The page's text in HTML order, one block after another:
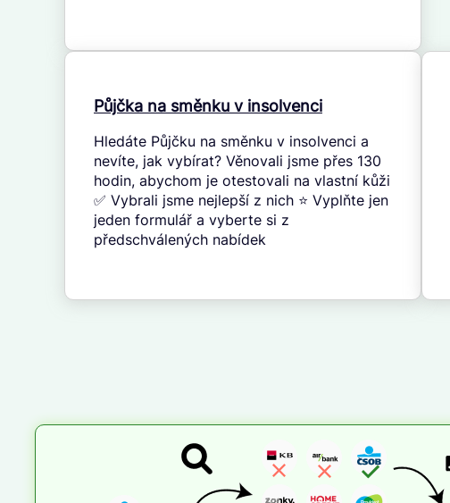
Půjčka na směnku v insolvenci
Hledáte Půjčku na směnku v insolvenci a
nevíte, jak vybírat? Věnovali jsme přes 130
hodin, abychom je otestovali na vlastní kůži
✅ Vybrali jsme nejlepší z nich ⭐ Vyplňte jen
jeden formulář a vyberte si z
předschválených nabídek